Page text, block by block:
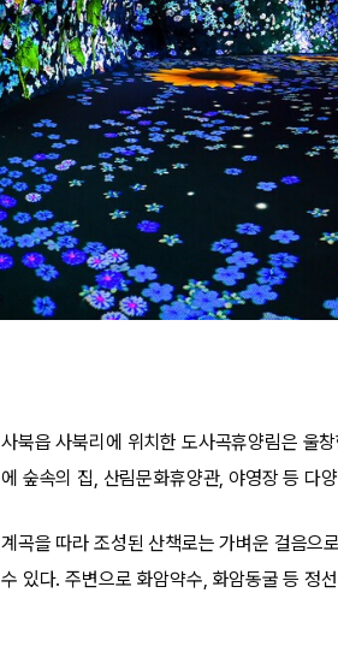
사북읍 사북리에 위치한 도사곡휴양림은 울
에 숲속의 집, 산림문화휴양관, 야영장 등 다
계곡을 따라 조성된 산책로는 가벼운 걸음으
수 있다. 주변으로 화암약수, 화암동굴 등 정